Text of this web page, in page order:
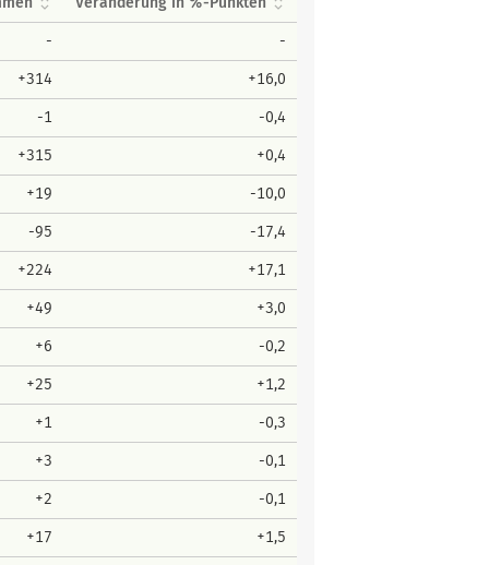
- -
+314 +16,0
-1 -0,4
+315 +0,4
+19 -10,0
-95 -17,4
+224 +17,1
+49 +3,0
+6 -0,2
+25 +1,2
+1 -0,3
+3 -0,1
+2 -0,1
+17 +1,5